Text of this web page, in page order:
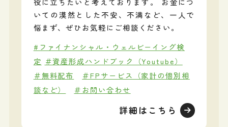
いての漠然とした不安、不満など、一人で
悩まず、ぜひお気軽にご相談ください。
#ファイナンシャル・ウェルビーイング検
定 ＃資産形成ハンドブック（Youtube）
＃無料配布
＃FPサービス（家計の個別相
談など）
＃お問い合わせ
詳細はこちら